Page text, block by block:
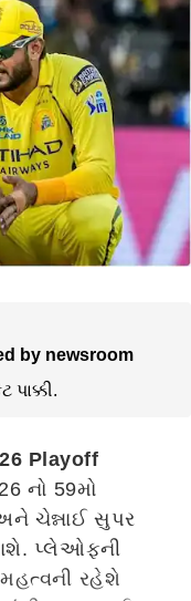
by newsroom
Playoff
નો 59મો
ચેન્નાઈ સુપર
પ્લેઓફની
રહેશે